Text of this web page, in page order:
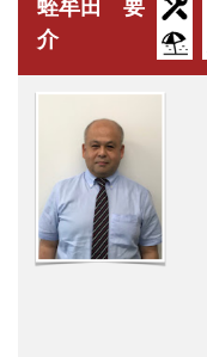
蛭牟田 要
介